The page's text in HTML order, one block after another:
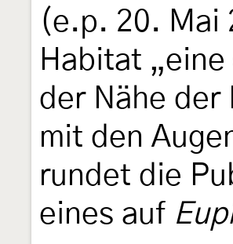
(e.p. 20. Mai
Habitat
der Nähe der
mit den
rundet die
eines auf